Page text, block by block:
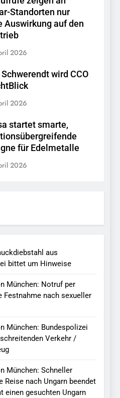
Standorten nur
Auswirkung auf den
2026
wird CCO
2026
startet smarte,
für Edelmetalle
2026
aus
bittet um Hinweise
München: Notruf per
Festnahme nach sexueller
München: Bundespolizei
Verkehr /
München: Schneller
nach Ungarn beendet
einen gesuchten Ungarn